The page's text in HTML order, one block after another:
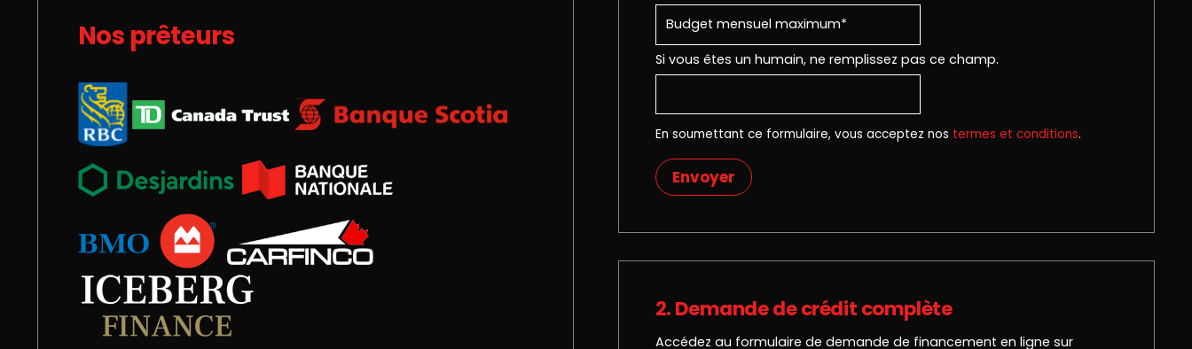
Nos prêteurs
Si vous êtes un humain, ne remplissez pas ce champ.
En soumettant ce formulaire, vous acceptez nos termes et conditions.
Envoyer
2. Demande de crédit complète
Accédez au formulaire de demande de financement en ligne sur